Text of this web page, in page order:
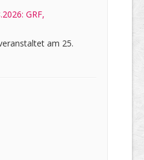
GRF,
am 25.